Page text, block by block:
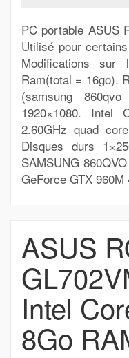
PC portable ASUS
Utilisé pour
Modifications sur
Ram(total = 16go).
(samsung
1920×1080. Intel
2.60GHz quad
Disques durs
SAMSUNG
GeForce GTX 960M
ASUS
Intel
8Go